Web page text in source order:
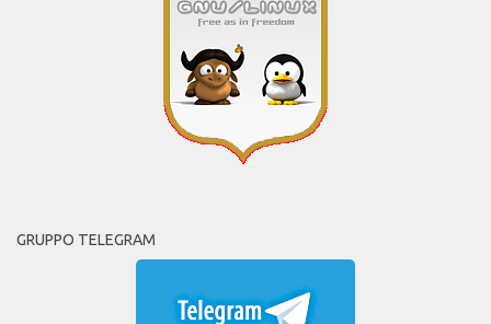
GRUPPO TELEGRAM